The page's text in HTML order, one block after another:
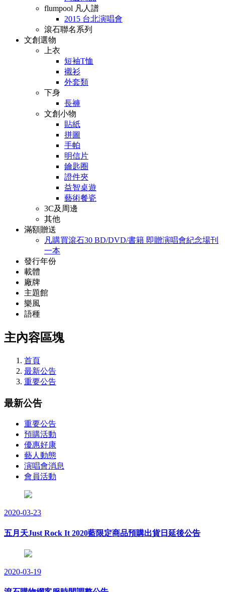
flumpool 凡人譜
2015 台北演唱會
滾石聯名系列
文創選物
上衣
短袖T恤
襯衫
外套類
下身
長褲
文創小物
貼紙
拼圖
手帕
明信片
鑰匙圈
證件夾
益智桌遊
藝術餐瓷
3C及周邊
其他
滿額贈送
凡購買滾石30 BD/DVD/書籍 即贈演唱會紀念場刊
一本
發行年份
載體
廠牌
主題館
樂風
語種
主內容區塊
首頁
最新公告
重要公告
最新公告
重要公告
預購活動
優惠好康
藝人動態
演唱會消息
會員活動
2020-03-23
五月天Just Rock It 2020藍限定商品預購出貨日延後公告
2020-03-19